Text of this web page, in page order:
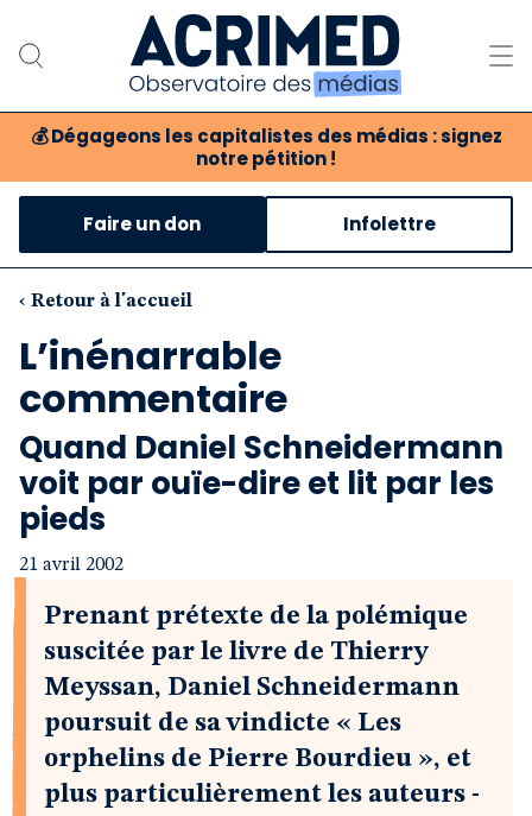
💰 Dégageons les capitalistes des médias : signez
notre pétition !
Notre association
Notre critique des médias
Nos propositions
Notre revue
Boutique
Faire un don Infolettre
‹ Retour à l'accueil
L’inénarrable
commentaire
Quand Daniel Schneidermann
voit par ouïe-dire et lit par les
pieds
21 avril 2002
Prenant prétexte de la polémique
suscitée par le livre de Thierry
Meyssan, Daniel Schneidermann
poursuit de sa vindicte « Les
orphelins de Pierre Bourdieu », et
plus particulièrement les auteurs -